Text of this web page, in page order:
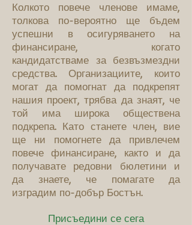
Колкото повече членове имаме,
толкова по-вероятно ще бъдем
успешни в осигуряването на
финансиране, когато
кандидатстваме за безвъзмездни
средства. Организациите, които
могат да помогнат да подкрепят
нашия проект, трябва да знаят, че
той има широка обществена
подкрепа. Като станете член, вие
ще ни помогнете да привлечем
повече финансиране, както и да
получавате редовни бюлетини и
да знаете, че помагате да
изградим по-добър Бостън.
Присъедини се сега